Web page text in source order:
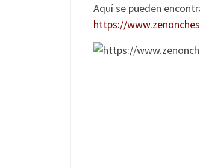
Aquí se pueden
https://